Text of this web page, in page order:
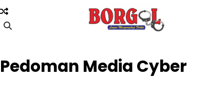
Skip
to
content
Pedoman Media Cyber